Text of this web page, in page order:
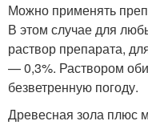
Можно применять
В этом случае для
раствор препарата,
— 0,3%. Раствором
безветренную погоду.
Древесная зола плюс